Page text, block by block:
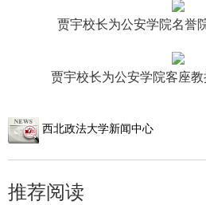
贾宇校长为公安学院名誉
贾宇校长为公安学院客座
西北政法大学新闻中心
推荐阅读